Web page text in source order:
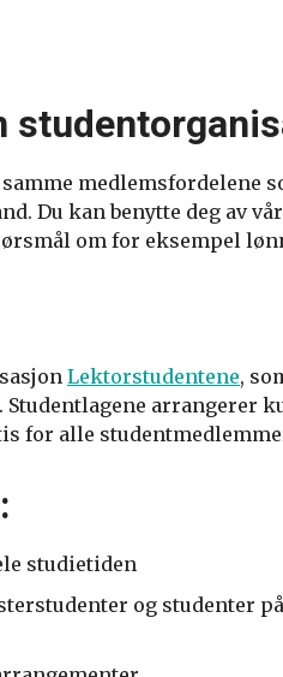
medlemsfordelene
Du kan benytte deg av
om for eksempel
Lektorstudentene,
arrangerer
for alle
studietiden
og studenter